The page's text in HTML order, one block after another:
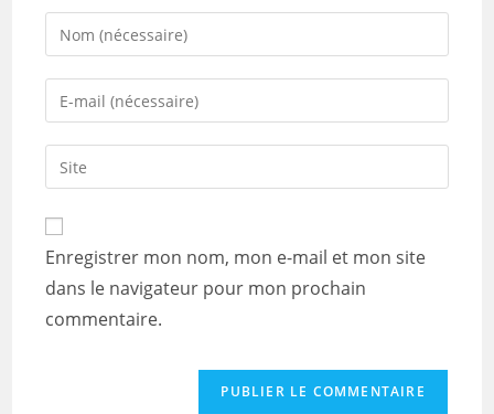
Enter
your
name
comment
Enter
your
email
address
comment
Saisir
l’URL
de
votre
site
(facultatif)
Enregistrer mon nom, mon e-mail et mon site
dans le navigateur pour mon prochain
commentaire.